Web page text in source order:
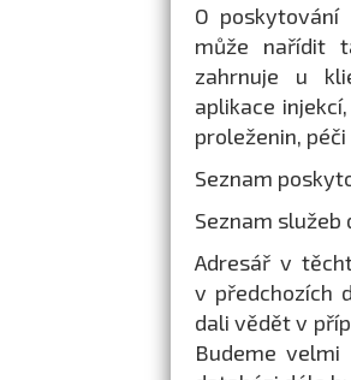
O
může nařídit
zahrnuje u
aplikace
proleženin,
Seznam
Seznam
Adresář v
v předchozích
dali vědět v
Budeme